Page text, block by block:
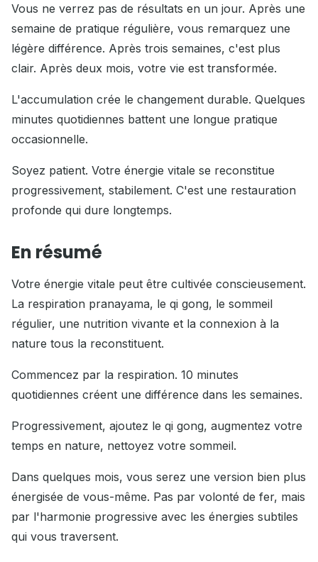
Vous ne verrez pas de résultats en un jour. Après une
semaine de pratique régulière, vous remarquez une
légère différence. Après trois semaines, c'est plus
clair. Après deux mois, votre vie est transformée.
L'accumulation crée le changement durable. Quelques
minutes quotidiennes battent une longue pratique
occasionnelle.
Soyez patient. Votre énergie vitale se reconstitue
progressivement, stabilement. C'est une restauration
profonde qui dure longtemps.
En résumé
Votre énergie vitale peut être cultivée conscieusement.
La respiration pranayama, le qi gong, le sommeil
régulier, une nutrition vivante et la connexion à la
nature tous la reconstituent.
Commencez par la respiration. 10 minutes
quotidiennes créent une différence dans les semaines.
Progressivement, ajoutez le qi gong, augmentez votre
temps en nature, nettoyez votre sommeil.
Dans quelques mois, vous serez une version bien plus
énergisée de vous-même. Pas par volonté de fer, mais
par l'harmonie progressive avec les énergies subtiles
qui vous traversent.